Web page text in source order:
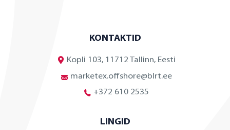
KONTAKTID
Kopli 103, 11712 Tallinn, Eesti
marketex.offshore@blrt.ee
+372 610 2535
LINGID